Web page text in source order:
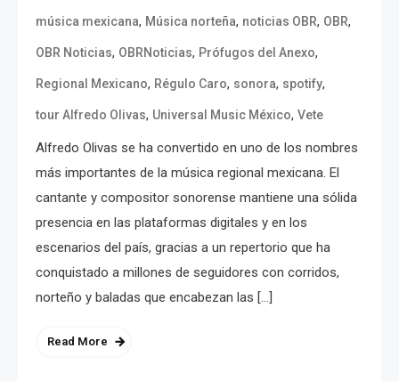
música mexicana, Música norteña, noticias OBR, OBR,
OBR Noticias, OBRNoticias, Prófugos del Anexo,
Regional Mexicano, Régulo Caro, sonora, spotify,
tour Alfredo Olivas, Universal Music México, Vete
Alfredo Olivas se ha convertido en uno de los nombres
más importantes de la música regional mexicana. El
cantante y compositor sonorense mantiene una sólida
presencia en las plataformas digitales y en los
escenarios del país, gracias a un repertorio que ha
conquistado a millones de seguidores con corridos,
norteño y baladas que encabezan las […]
Read More